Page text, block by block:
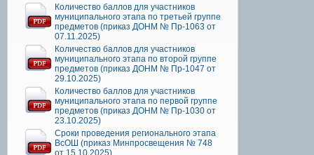
Количество баллов для участников
муниципального этапа по третьей группе
предметов (приказ ДОНМ № Пр-1063 от
07.11.2025)
Количество баллов для участников
муниципального этапа по второй группе
предметов (приказ ДОНМ № Пр-1047 от
29.10.2025)
Количество баллов для участников
муниципального этапа по первой группе
предметов (приказ ДОНМ № Пр-1030 от
23.10.2025)
Сроки проведения регионального этапа
ВсОШ (приказ Минпросвещения № 748
от 15.10.2025)